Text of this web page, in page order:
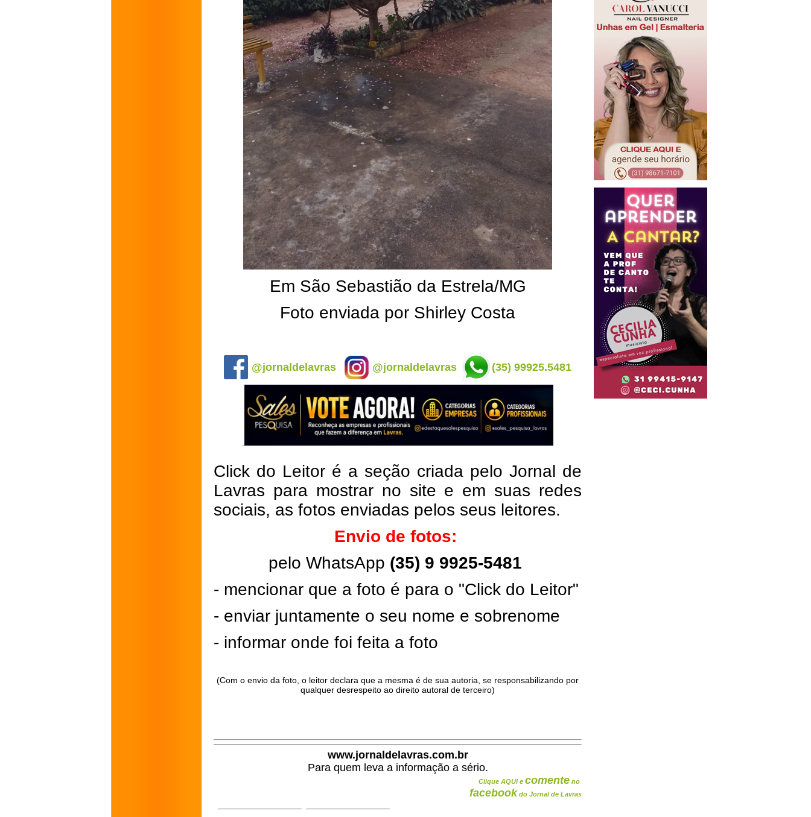
Em São Sebastião da Estrela/MG
Foto enviada por Shirley Costa
@jornaldelavras @jornaldelavras (35) 99925.5481
Click do Leitor é a seção criada pelo Jornal de
Lavras para mostrar no site e em suas redes
sociais, as fotos enviadas pelos seus leitores.
Envio de fotos:
pelo WhatsApp (35) 9 9925-5481
- mencionar que a foto é para o "Click do Leitor"
- enviar juntamente o seu nome e sobrenome
- informar onde foi feita a foto
(Com o envio da foto, o leitor declara que a mesma é de sua autoria, se responsabilizando por
qualquer desrespeito ao direito autoral de terceiro)
www.jornaldelavras.com.br
Para quem leva a informação a sério.
Clique AQUI e comente no
facebook do Jornal de Lavras